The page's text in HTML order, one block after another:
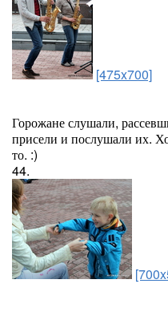
[475x700]
Горожане слушали,
присели и послушали их.
то. :)
44.